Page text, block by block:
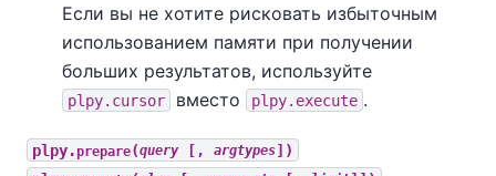
Если вы не хотите рисковать избыточным
использованием памяти при получении
больших результатов, используйте
plpy.cursor вместо plpy.execute .
plpy.prepare(query[, argtypes])